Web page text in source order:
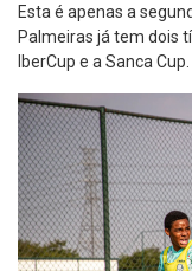
Esta é apenas a
Palmeiras já tem dois
IberCup e a Sanca Cup.